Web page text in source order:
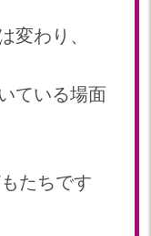
変わり、
ている場面
たちです